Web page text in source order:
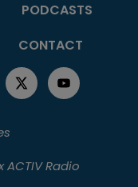
PODCASTS
CONTACT
Radio